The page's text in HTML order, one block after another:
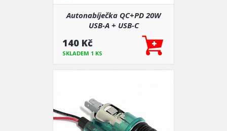
Autonabíječka QC+PD 20W
USB-A + USB-C
140 Kč
SKLADEM 1 KS